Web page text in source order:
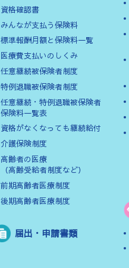
資格確認書
みんなが支払う保険料
標準報酬月額と保険料一覧
医療費支払いのしくみ
任意継続被保険者制度
特例退職被保険者制度
任意継続・特例退職被保険者
保険料一覧表
資格がなくなっても継続給付
介護保険制度
高齢者の医療
（高齢受給者制度など）
前期高齢者医療制度
後期高齢者医療制度
届出・申請書類